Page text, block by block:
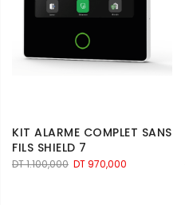
KIT ALARME COMPLET SANS
FILS SHIELD 7
DT1.100,000 Le
DT 970,000